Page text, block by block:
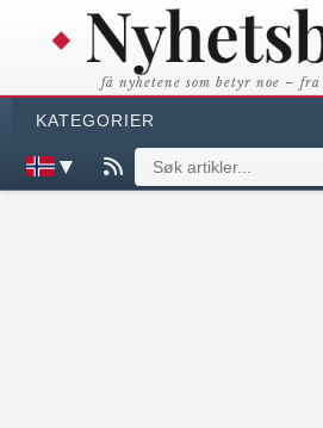
få nyhetene som betyr noe –
KATEGORIER
▼